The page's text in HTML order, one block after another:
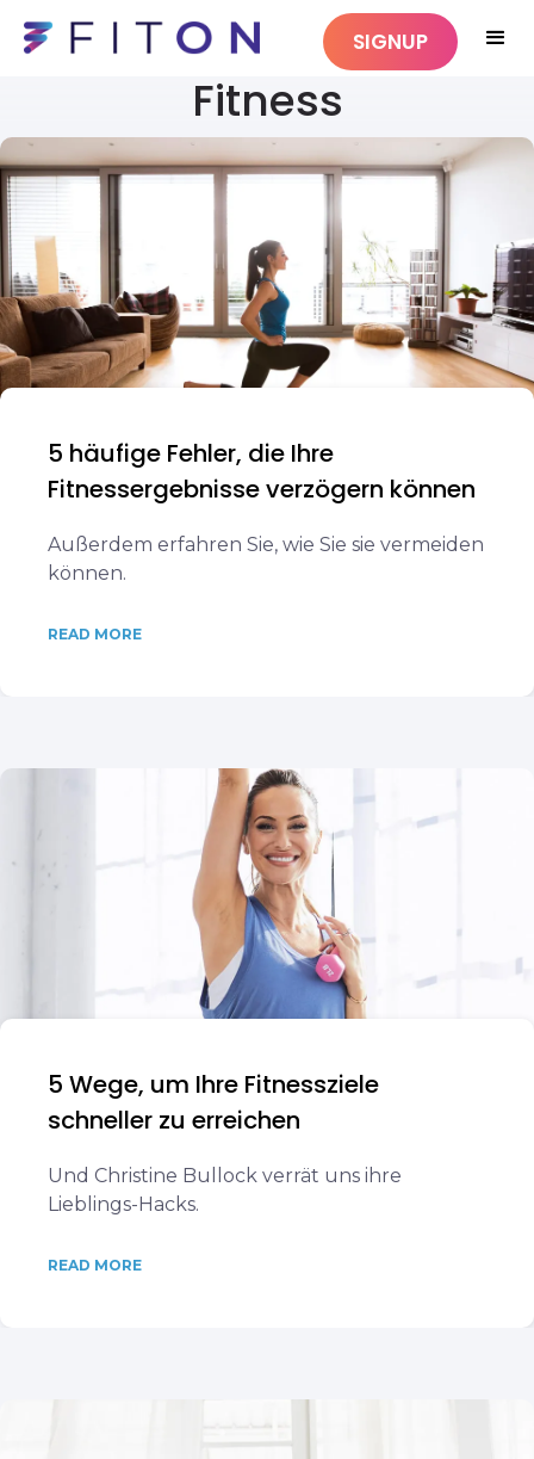
SIGNUP
Fitness
5 häufige Fehler, die Ihre
Fitnessergebnisse verzögern können
Außerdem erfahren Sie, wie Sie sie vermeiden
können.
READ MORE
5 Wege, um Ihre Fitnessziele
schneller zu erreichen
Und Christine Bullock verrät uns ihre
Lieblings-Hacks.
READ MORE